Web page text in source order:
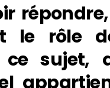
le rôle
ce sujet,